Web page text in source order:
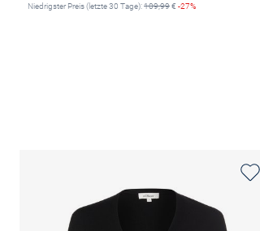
Niedrigster Preis (letzte 30 Tage):109,99€ -27%